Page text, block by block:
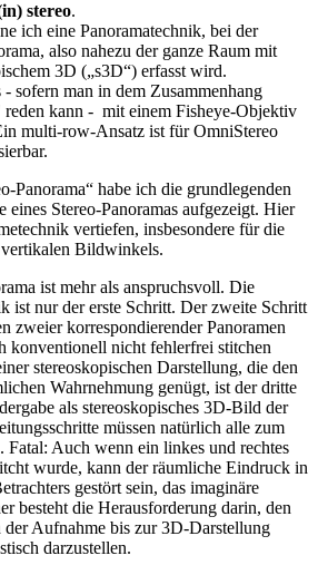
stereo.
ich eine Panoramatechnik, bei der
also nahezu der ganze Raum mit
3D („s3D“) erfasst wird.
sofern man in dem Zusammenhang
kann - mit einem Fisheye-Objektiv
multi-row-Ansatz ist für OmniStereo
Panorama“ habe ich die grundlegenden
eines Stereo-Panoramas aufgezeigt. Hier
vertiefen, insbesondere für die
Bildwinkels.
ist mehr als anspruchsvoll. Die
ist nur der erste Schritt. Der zweite Schritt
zweier korrespondierender Panoramen
konventionell nicht fehlerfrei stitchen
stereoskopischen Darstellung, die den
Wahrnehmung genügt, ist der dritte
als stereoskopisches 3D-Bild der
müssen natürlich alle zum
Fatal: Auch wenn ein linkes und rechtes
wurde, kann der räumliche Eindruck in
gestört sein, das imaginäre
besteht die Herausforderung darin, den
Aufnahme bis zur 3D-Darstellung
darzustellen.